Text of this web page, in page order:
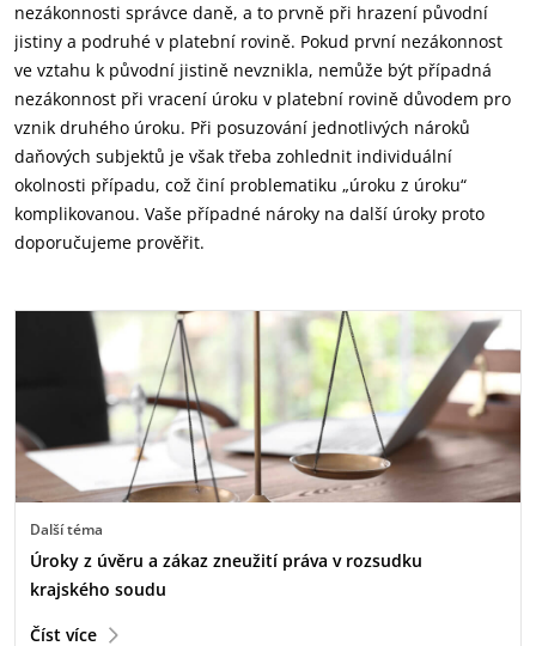
nezákonnosti správce daně, a to prvně při hrazení původní
jistiny a podruhé v platební rovině. Pokud první nezákonnost
ve vztahu k původní jistině nevznikla, nemůže být případná
nezákonnost při vracení úroku v platební rovině důvodem pro
vznik druhého úroku. Při posuzování jednotlivých nároků
daňových subjektů je však třeba zohlednit individuální
okolnosti případu, což činí problematiku „úroku z úroku“
komplikovanou. Vaše případné nároky na další úroky proto
doporučujeme prověřit.
Další téma
Úroky z úvěru a zákaz zneužití práva v rozsudku
krajského soudu
Číst více